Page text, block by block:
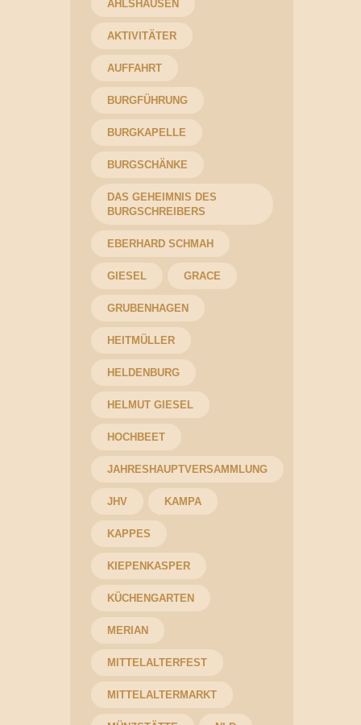
AHLSHAUSEN
AKTIVITÄTER
AUFFAHRT
BURGFÜHRUNG
BURGKAPELLE
BURGSCHÄNKE
DAS GEHEIMNIS DES
BURGSCHREIBERS
EBERHARD SCHMAH
GIESEL GRACE
GRUBENHAGEN
HEITMÜLLER
HELDENBURG
HELMUT GIESEL
HOCHBEET
JAHRESHAUPTVERSAMMLUNG
JHV KAMPA
KAPPES
KIEPENKASPER
KÜCHENGARTEN
MERIAN
MITTELALTERFEST
MITTELALTERMARKT